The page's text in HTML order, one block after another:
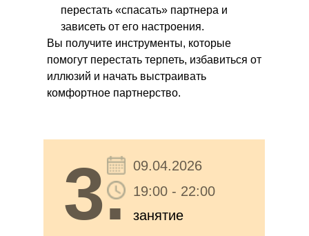
перестать «спасать» партнера и
зависеть от его настроения.
Вы получите инструменты, которые
помогут перестать терпеть, избавиться от
иллюзий и начать выстраивать
комфортное партнерство.
3. 09.04.2026
19:00 - 22:00
занятие